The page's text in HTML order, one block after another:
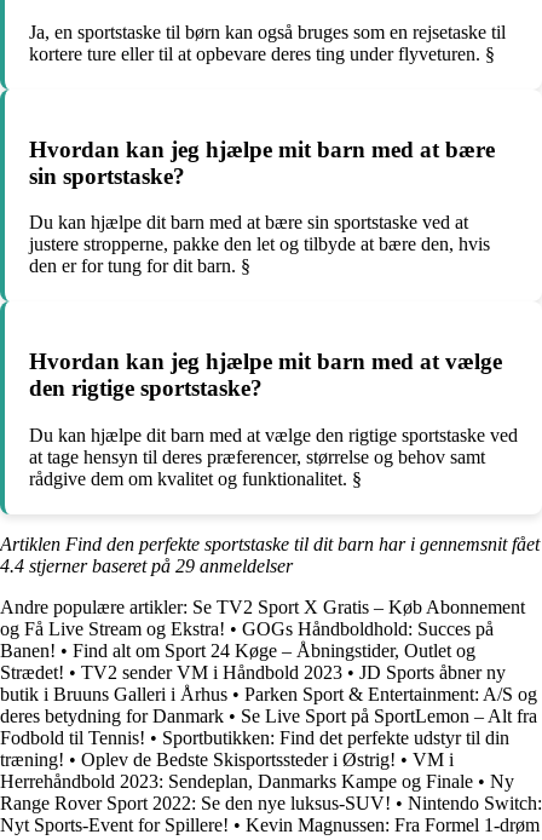
Ja, en sportstaske til børn kan også bruges som en rejsetaske til
kortere ture eller til at opbevare deres ting under flyveturen. §
Hvordan kan jeg hjælpe mit barn med at bære
sin sportstaske?
Du kan hjælpe dit barn med at bære sin sportstaske ved at
justere stropperne, pakke den let og tilbyde at bære den, hvis
den er for tung for dit barn. §
Hvordan kan jeg hjælpe mit barn med at vælge
den rigtige sportstaske?
Du kan hjælpe dit barn med at vælge den rigtige sportstaske ved
at tage hensyn til deres præferencer, størrelse og behov samt
rådgive dem om kvalitet og funktionalitet. §
Artiklen Find den perfekte sportstaske til dit barn har i gennemsnit fået
4.4 stjerner baseret på 29 anmeldelser
Andre populære artikler: Se TV2 Sport X Gratis – Køb Abonnement
og Få Live Stream og Ekstra! • GOGs Håndboldhold: Succes på
Banen! • Find alt om Sport 24 Køge – Åbningstider, Outlet og
Strædet! • TV2 sender VM i Håndbold 2023 • JD Sports åbner ny
butik i Bruuns Galleri i Århus • Parken Sport & Entertainment: A/S og
deres betydning for Danmark • Se Live Sport på SportLemon – Alt fra
Fodbold til Tennis! • Sportbutikken: Find det perfekte udstyr til din
træning! • Oplev de Bedste Skisportssteder i Østrig! • VM i
Herrehåndbold 2023: Sendeplan, Danmarks Kampe og Finale • Ny
Range Rover Sport 2022: Se den nye luksus-SUV! • Nintendo Switch:
Nyt Sports-Event for Spillere! • Kevin Magnussen: Fra Formel 1-drøm